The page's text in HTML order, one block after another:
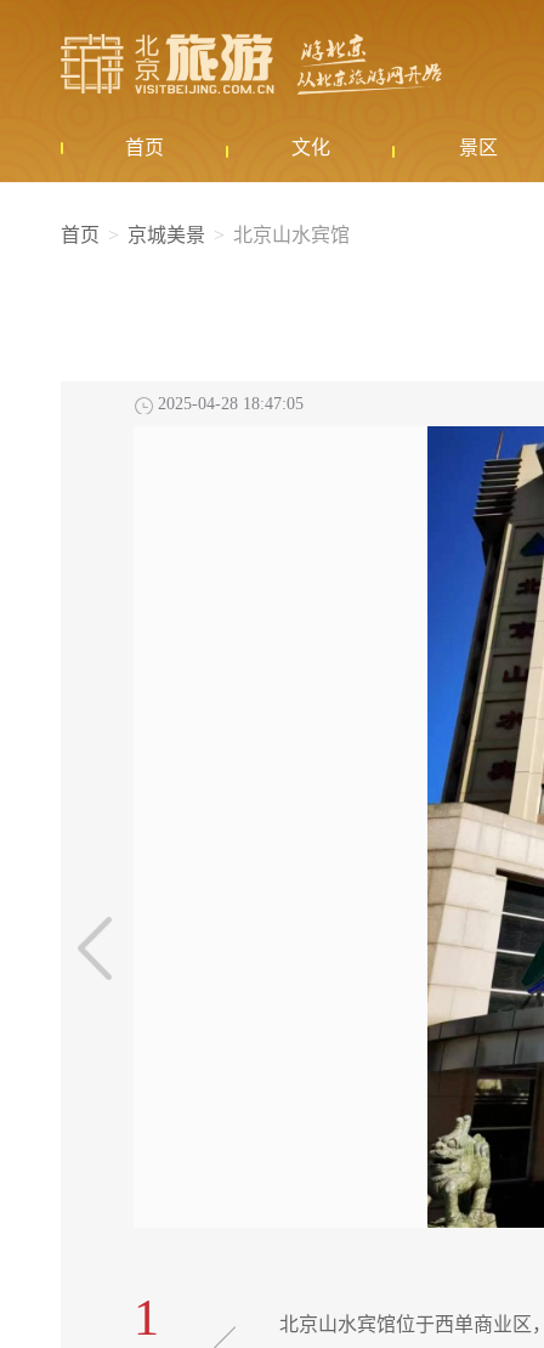
首页 文化 景区
首页 京城美景 北京山水宾馆
2025-04-28 18:47:05
1
北京山水宾馆位于西单商业区